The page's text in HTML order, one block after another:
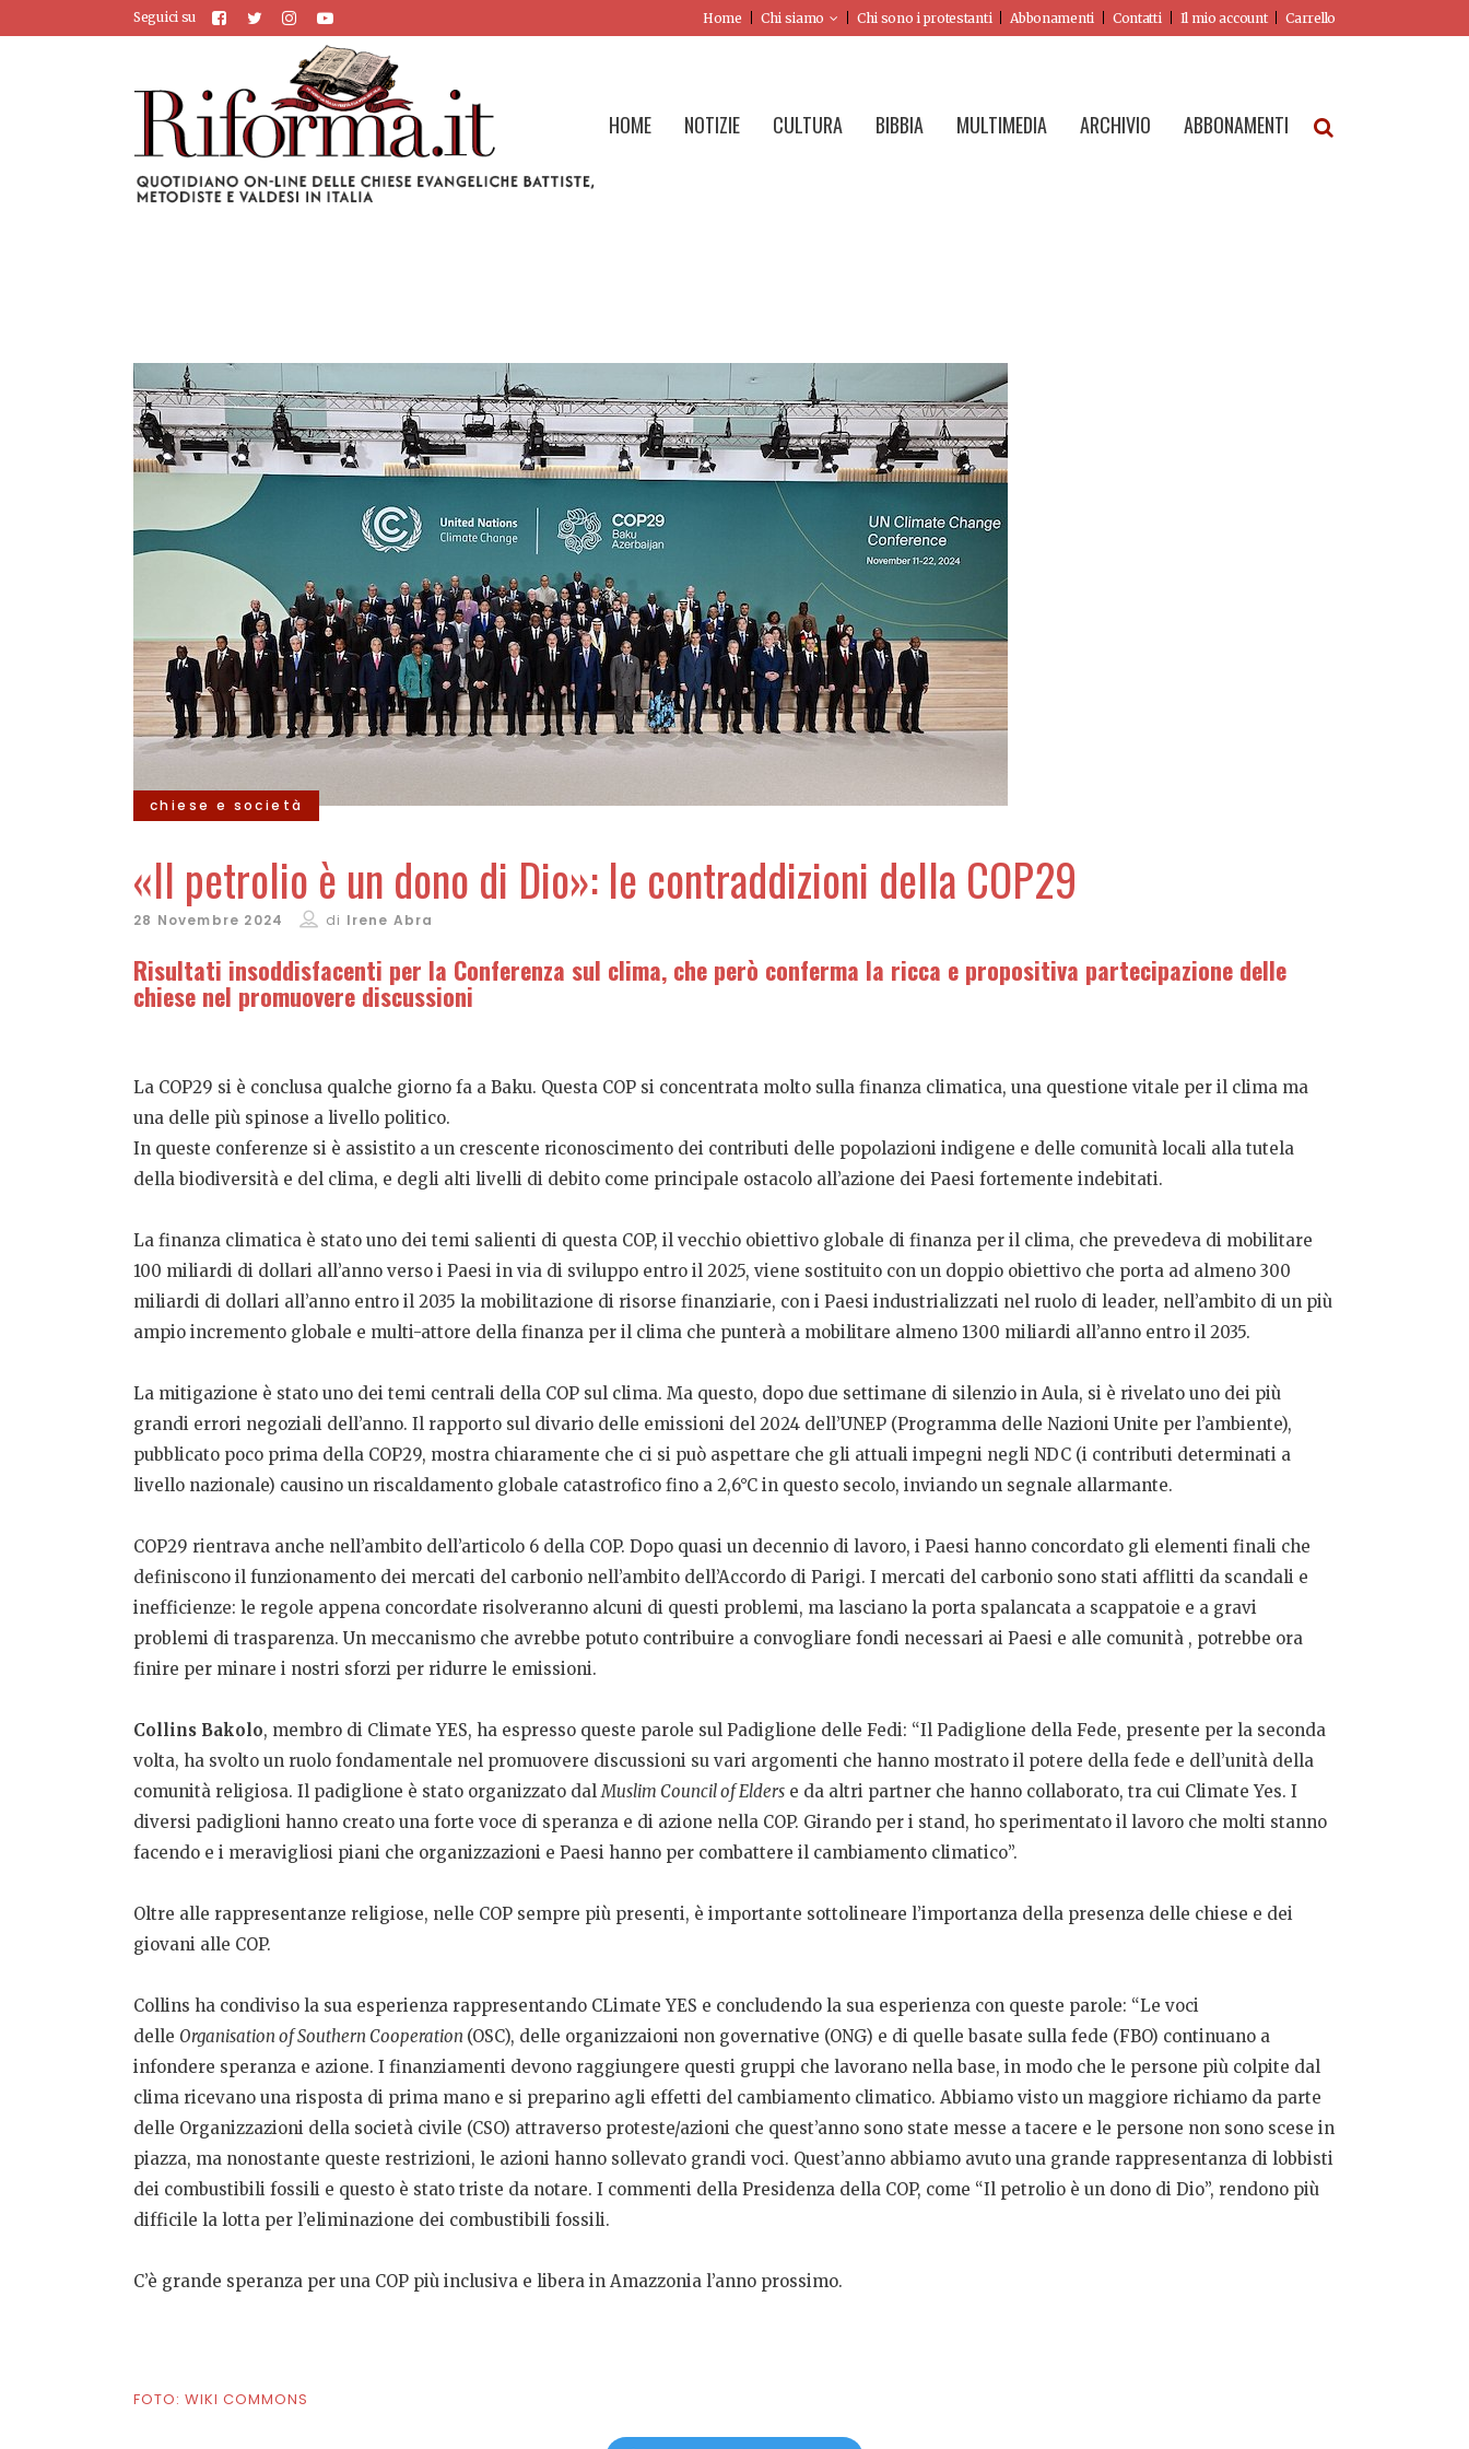
Seguici su Home Chi siamo Chi sono i protestanti Abbonamenti Contatti Il mio account Carrello
HOME NOTIZIE CULTURA BIBBIA MULTIMEDIA ARCHIVIO ABBONAMENTI
chiese e società
«Il petrolio è un dono di Dio»: le contraddizioni della COP29
28 Novembre 2024 di Irene Abra
Risultati insoddisfacenti per la Conferenza sul clima, che però conferma la ricca e propositiva partecipazione delle
chiese nel promuovere discussioni
La COP29 si è conclusa qualche giorno fa a Baku. Questa COP si concentrata molto sulla finanza climatica, una questione vitale per il clima ma
una delle più spinose a livello politico.
In queste conferenze si è assistito a un crescente riconoscimento dei contributi delle popolazioni indigene e delle comunità locali alla tutela
della biodiversità e del clima, e degli alti livelli di debito come principale ostacolo all’azione dei Paesi fortemente indebitati.
La finanza climatica è stato uno dei temi salienti di questa COP, il vecchio obiettivo globale di finanza per il clima, che prevedeva di mobilitare
100 miliardi di dollari all’anno verso i Paesi in via di sviluppo entro il 2025, viene sostituito con un doppio obiettivo che porta ad almeno 300
miliardi di dollari all’anno entro il 2035 la mobilitazione di risorse finanziarie, con i Paesi industrializzati nel ruolo di leader, nell’ambito di un più
ampio incremento globale e multi-attore della finanza per il clima che punterà a mobilitare almeno 1300 miliardi all’anno entro il 2035.
La mitigazione è stato uno dei temi centrali della COP sul clima. Ma questo, dopo due settimane di silenzio in Aula, si è rivelato uno dei più
grandi errori negoziali dell’anno. Il rapporto sul divario delle emissioni del 2024 dell’UNEP (Programma delle Nazioni Unite per l’ambiente),
pubblicato poco prima della COP29, mostra chiaramente che ci si può aspettare che gli attuali impegni negli NDC (i contributi determinati a
livello nazionale) causino un riscaldamento globale catastrofico fino a 2,6°C in questo secolo, inviando un segnale allarmante.
COP29 rientrava anche nell’ambito dell’articolo 6 della COP. Dopo quasi un decennio di lavoro, i Paesi hanno concordato gli elementi finali che
definiscono il funzionamento dei mercati del carbonio nell’ambito dell’Accordo di Parigi. I mercati del carbonio sono stati afflitti da scandali e
inefficienze: le regole appena concordate risolveranno alcuni di questi problemi, ma lasciano la porta spalancata a scappatoie e a gravi
problemi di trasparenza. Un meccanismo che avrebbe potuto contribuire a convogliare fondi necessari ai Paesi e alle comunità , potrebbe ora
finire per minare i nostri sforzi per ridurre le emissioni.
Collins Bakolo, membro di Climate YES, ha espresso queste parole sul Padiglione delle Fedi: “Il Padiglione della Fede, presente per la seconda
volta, ha svolto un ruolo fondamentale nel promuovere discussioni su vari argomenti che hanno mostrato il potere della fede e dell’unità della
comunità religiosa. Il padiglione è stato organizzato dalMuslim Council of Elders e da altri partner che hanno collaborato, tra cui Climate Yes. I
diversi padiglioni hanno creato una forte voce di speranza e di azione nella COP. Girando per i stand, ho sperimentato il lavoro che molti stanno
facendo e i meravigliosi piani che organizzazioni e Paesi hanno per combattere il cambiamento climatico”.
Oltre alle rappresentanze religiose, nelle COP sempre più presenti, è importante sottolineare l’importanza della presenza delle chiese e dei
giovani alle COP.
Collins ha condiviso la sua esperienza rappresentando CLimate YES e concludendo la sua esperienza con queste parole: “Le voci
delle Organisation of Southern Cooperation (OSC), delle organizzaioni non governative (ONG) e di quelle basate sulla fede (FBO) continuano a
infondere speranza e azione. I finanziamenti devono raggiungere questi gruppi che lavorano nella base, in modo che le persone più colpite dal
clima ricevano una risposta di prima mano e si preparino agli effetti del cambiamento climatico. Abbiamo visto un maggiore richiamo da parte
delle Organizzazioni della società civile (CSO) attraverso proteste/azioni che quest’anno sono state messe a tacere e le persone non sono scese in
piazza, ma nonostante queste restrizioni, le azioni hanno sollevato grandi voci. Quest’anno abbiamo avuto una grande rappresentanza di lobbisti
dei combustibili fossili e questo è stato triste da notare. I commenti della Presidenza della COP, come “Il petrolio è un dono di Dio”, rendono più
difficile la lotta per l’eliminazione dei combustibili fossili.
C’è grande speranza per una COP più inclusiva e libera in Amazzonia l’anno prossimo.
FOTO: WIKI COMMONS